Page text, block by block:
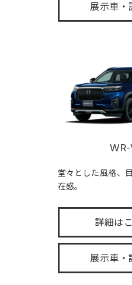
展示車・
WR-
堂々とした風格、
在感。
詳細は
展示車・